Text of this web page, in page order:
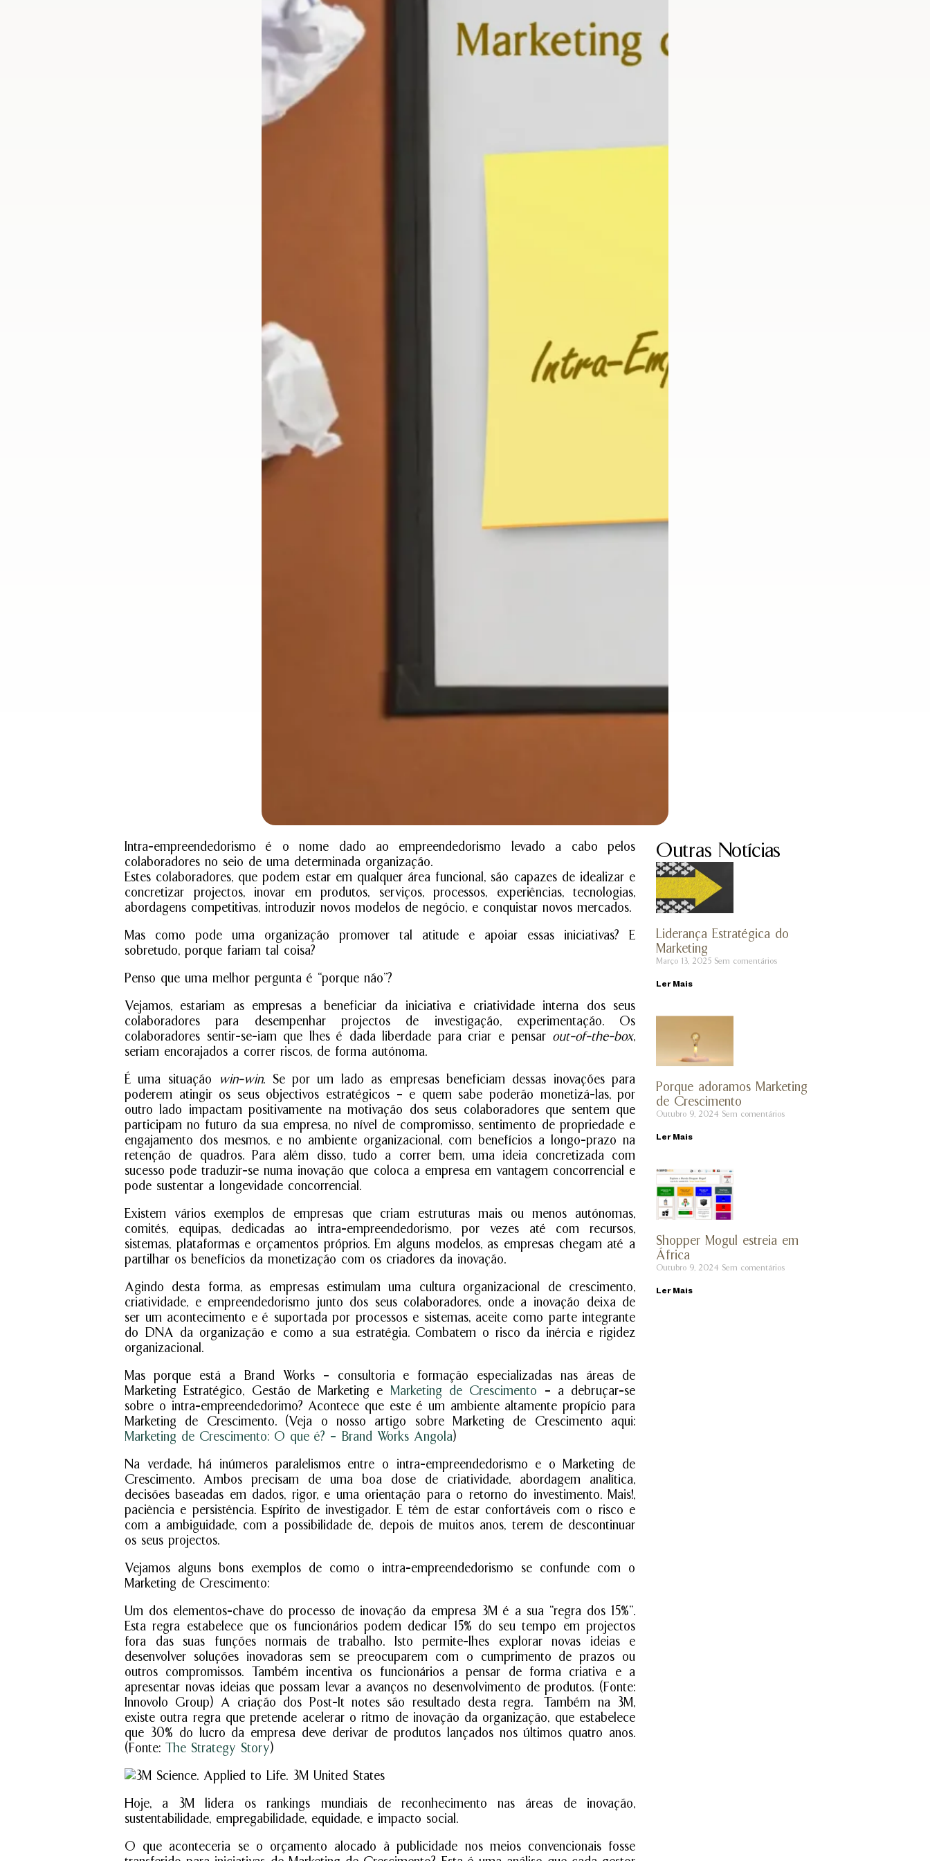
Intra-empreendedorismo é o nome dado ao empreendedorismo levado a cabo pelos
colaboradores no seio de uma determinada organização.
Estes colaboradores, que podem estar em qualquer área funcional, são capazes de idealizar e
concretizar projectos, inovar em produtos, serviços, processos, experiências, tecnologias,
abordagens competitivas, introduzir novos modelos de negócio, e conquistar novos mercados.
Mas como pode uma organização promover tal atitude e apoiar essas iniciativas? E
sobretudo, porque fariam tal coisa?
Penso que uma melhor pergunta é “porque não”?
Vejamos, estariam as empresas a beneficiar da iniciativa e criatividade interna dos seus
colaboradores para desempenhar projectos de investigação, experimentação. Os
colaboradores sentir-se-iam que lhes é dada liberdade para criar e pensar out-of-the-box,
seriam encorajados a correr riscos, de forma autónoma.
É uma situação
win-win. Se por um lado as empresas beneficiam dessas inovações para
poderem atingir os seus objectivos estratégicos – e quem sabe poderão monetizá-las, por
outro lado impactam positivamente na motivação dos seus colaboradores que sentem que
participam no futuro da sua empresa, no nível de compromisso, sentimento de propriedade e
engajamento dos mesmos, e no ambiente organizacional, com benefícios a longo-prazo na
retenção de quadros. Para além disso, tudo a correr bem, uma ideia concretizada com
sucesso pode traduzir-se numa inovação que coloca a empresa em vantagem concorrencial e
pode sustentar a longevidade concorrencial.
Existem vários exemplos de empresas que criam estruturas mais ou menos autónomas,
comités, equipas, dedicadas ao intra-empreendedorismo, por vezes até com recursos,
sistemas, plataformas e orçamentos próprios. Em alguns modelos, as empresas chegam até a
partilhar os benefícios da monetização com os criadores da inovação.
Agindo desta forma, as empresas estimulam uma cultura organizacional de crescimento,
criatividade, e empreendedorismo junto dos seus colaboradores, onde a inovação deixa de
ser um acontecimento e é suportada por processos e sistemas, aceite como parte integrante
do DNA da organização e como a sua estratégia. Combatem o risco da inércia e rigidez
organizacional.
Mas porque está a Brand Works – consultoria e formação especializadas nas áreas de
Marketing Estratégico, Gestão de Marketing e Marketing de Crescimento – a debruçar-se
sobre o intra-empreendedorimo? Acontece que este é um ambiente altamente propício para
Marketing de Crescimento. (Veja o nosso artigo sobre Marketing de Crescimento aqui:
Marketing de Crescimento: O que é? – Brand Works Angola)
Na verdade, há inúmeros paralelismos entre o intra-empreendedorismo e o Marketing de
Crescimento. Ambos precisam de uma boa dose de criatividade, abordagem analítica,
decisões baseadas em dados, rigor, e uma orientação para o retorno do investimento. Mais!,
paciência e persistência. Espírito de investigador. E têm de estar confortáveis com o risco e
com a ambiguidade, com a possibilidade de, depois de muitos anos, terem de descontinuar
os seus projectos.
Vejamos alguns bons exemplos de como o intra-empreendedorismo se confunde com o
Marketing de Crescimento:
Um dos elementos-chave do processo de inovação da empresa 3M é a sua “regra dos 15%”.
Esta regra estabelece que os funcionários podem dedicar 15% do seu tempo em projectos
fora das suas funções normais de trabalho. Isto permite-lhes explorar novas ideias e
desenvolver soluções inovadoras sem se preocuparem com o cumprimento de prazos ou
outros compromissos. Também incentiva os funcionários a pensar de forma criativa e a
apresentar novas ideias que possam levar a avanços no desenvolvimento de produtos. (Fonte:
Innovolo Group) A criação dos Post-It notes são resultado desta regra. Também na 3M,
existe outra regra que pretende acelerar o ritmo de inovação da organização, que estabelece
que 30% do lucro da empresa deve derivar de produtos lançados nos últimos quatro anos.
(Fonte: The Strategy Story)
Hoje, a 3M lidera os rankings mundiais de reconhecimento nas áreas de inovação,
sustentabilidade, empregabilidade, equidade, e impacto social.
O que aconteceria se o orçamento alocado à publicidade nos meios convencionais fosse
Outras Notícias
Liderança Estratégica do
Marketing
Março 13, 2025 Sem comentários
Ler Mais
Porque adoramos Marketing
de Crescimento
Outubro 9, 2024 Sem comentários
Ler Mais
Shopper Mogul estreia em
África
Outubro 9, 2024 Sem comentários
Ler Mais